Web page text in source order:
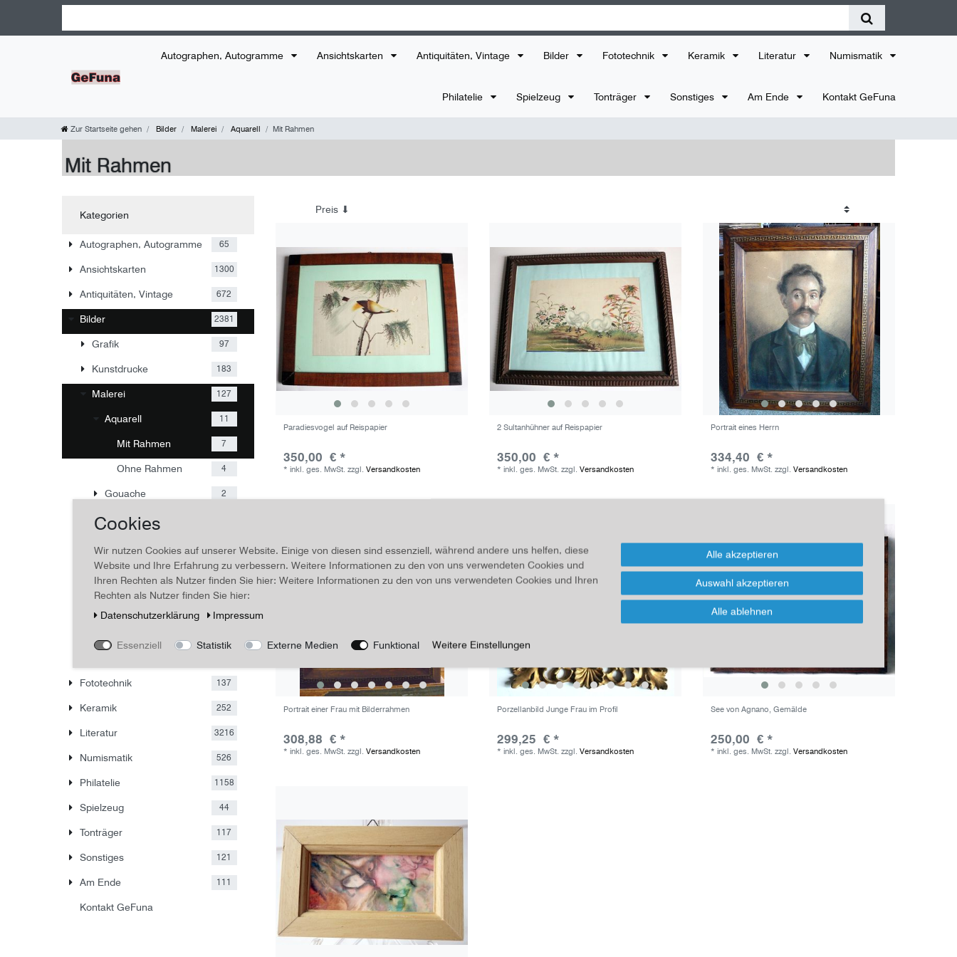
Autographen, Autogramme Ansichtskarten Antiquitäten, Vintage Bilder Fototechnik Keramik Literatur Numismatik
Philatelie Spielzeug Tonträger Sonstiges Am Ende Kontakt GeFuna
Zur Startseite gehen Bilder Malerei Aquarell Mit Rahmen
Mit Rahmen
Kategorien
Autographen, Autogramme 65
Ansichtskarten 1300
Antiquitäten, Vintage 672
Bilder 2381
Grafik 97
Kunstdrucke 183
Malerei 127
Aquarell 11
Mit Rahmen 7
Ohne Rahmen 4
Gouache 2
Ölbild
Fotografien 1884
Zeichnungen 50
Sammelbilder, Alben 30
Wachsbilder,
10
Fototechnik 137
Keramik 252
Literatur 3216
Numismatik 526
Philatelie 1158
Spielzeug 44
Tonträger 117
Sonstiges 121
Am Ende 111
Kontakt GeFuna
Paradiesvogel auf Reispapier
350,00 € *
*inkl. ges. MwSt. zzgl.Versandkosten
2 Sultanhühner auf Reispapier
350,00 € *
*inkl. ges. MwSt. zzgl.Versandkosten
Portrait eines Herrn
334,40 € *
*inkl. ges. MwSt. zzgl.Versandkosten
Portrait einer Frau mit Bilderrahmen
308,88 € *
*inkl. ges. MwSt. zzgl.Versandkosten
Porzellanbild Junge Frau im Profil
299,25 € *
*inkl. ges. MwSt. zzgl.Versandkosten
See von Agnano, Gemälde
250,00 € *
*inkl. ges. MwSt. zzgl.Versandkosten
Cookies
Wir nutzen Cookies auf unserer Website. Einige von diesen sind essenziell, während andere uns helfen, diese
Website und Ihre Erfahrung zu verbessern. Weitere Informationen zu den von uns verwendeten Cookies und
Ihren Rechten als Nutzer finden Sie hier: Weitere Informationen zu den von uns verwendeten Cookies und Ihren
Rechten als Nutzer finden Sie hier:
Daten­schutz­erklärung
Impressum
Essenziell Statistik Externe Medien Funktional Weitere Einstellungen
Alle akzeptieren
Auswahl akzeptieren
Alle ablehnen